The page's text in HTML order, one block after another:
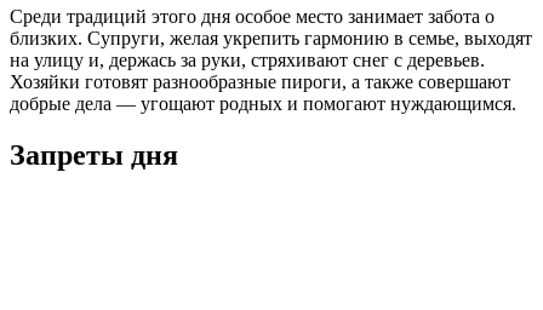
Среди традиций этого дня особое место занимает забота о
близких. Супруги, желая укрепить гармонию в семье, выходят
на улицу и, держась за руки, стряхивают снег с деревьев.
Хозяйки готовят разнообразные пироги, а также совершают
добрые дела — угощают родных и помогают нуждающимся.
Запреты дня